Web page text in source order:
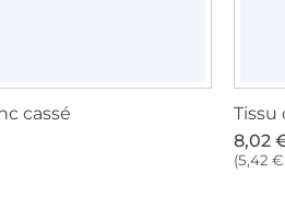
cassé
Tissu
8,02
(5,42 €